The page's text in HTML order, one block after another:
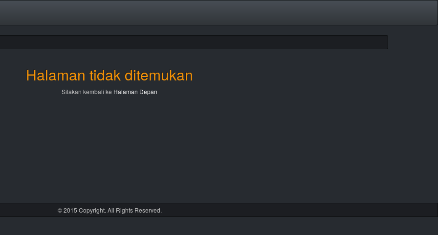
Halaman tidak ditemukan
Silakan kembali ke Halaman Depan
© 2015 Copyright. All Rights Reserved.